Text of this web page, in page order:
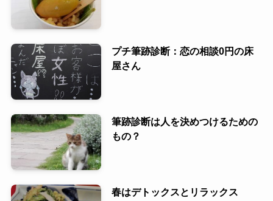
プチ筆跡診断：恋の相談0円の床
屋さん
筆跡診断は人を決めつけるための
もの？
春はデトックスとリラックス